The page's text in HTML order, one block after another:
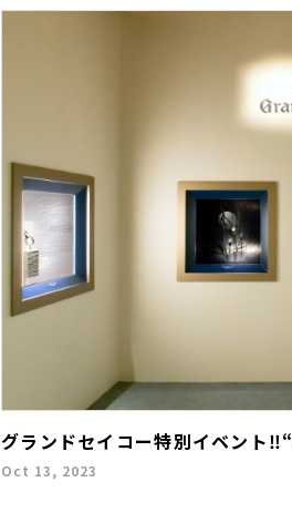
グランドセイコー特別イベント
Oct 13, 2023